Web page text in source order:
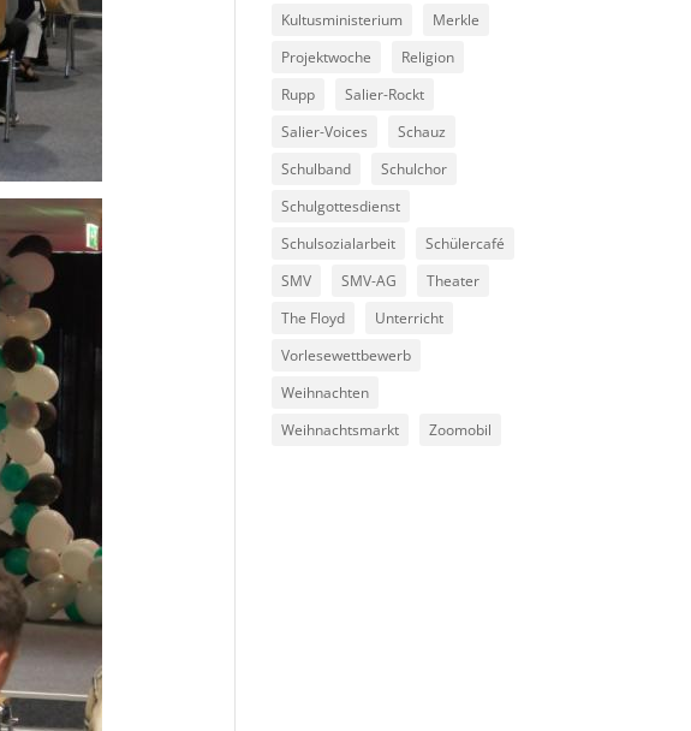
Kultusministerium
Merkle
Projektwoche
Religion
Rupp
Salier-Rockt
Salier-Voices
Schauz
Schulband
Schulchor
Schulgottesdienst
Schulsozialarbeit
Schülercafé
SMV
SMV-AG
Theater
The Floyd
Unterricht
Vorlesewettbewerb
Weihnachten
Weihnachtsmarkt
Zoomobil